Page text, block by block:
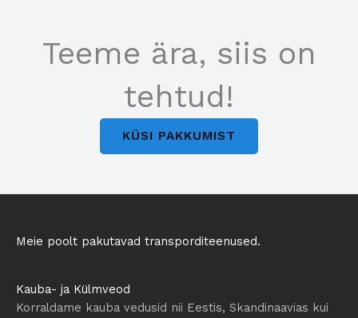
Teeme ära, siis on
tehtud!
KÜSI PAKKUMIST
Meie poolt pakutavad transporditeenused.
Kauba- ja Külmveod
Korraldame kauba vedusid nii Eestis, Skandinaavias kui